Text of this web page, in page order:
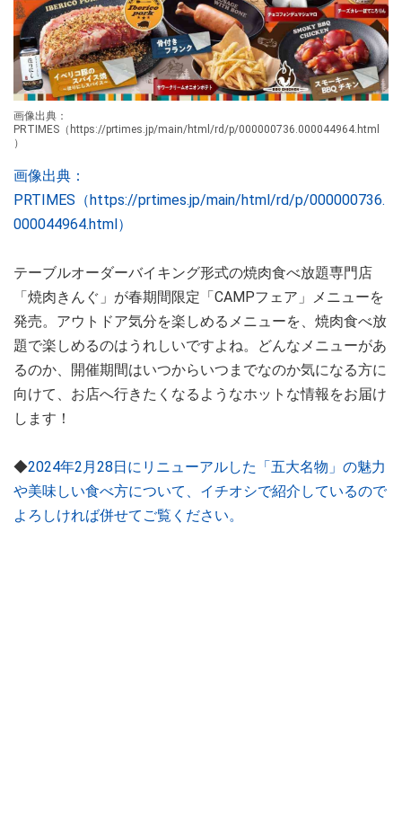
画像出典：
PRTIMES（https://prtimes.jp/main/html/rd/p/000000736.000044964.html
）
画像出典：
PRTIMES（https://prtimes.jp/main/html/rd/p/000000736.
000044964.html）
テーブルオーダーバイキング形式の焼肉食べ放題専門店
「焼肉きんぐ」が春期間限定「CAMPフェア」メニューを
発売。アウトドア気分を楽しめるメニューを、焼肉食べ放
題で楽しめるのはうれしいですよね。どんなメニューがあ
るのか、開催期間はいつからいつまでなのか気になる方に
向けて、お店へ行きたくなるようなホットな情報をお届け
します！
◆2024年2月28日にリニューアルした「五大名物」の魅力
や美味しい食べ方について、イチオシで紹介しているので
よろしければ併せてご覧ください。